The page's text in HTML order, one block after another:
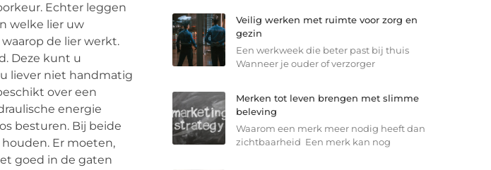
Echter leggen
welke lier uw
de lier werkt.
Deze kunt u
liever niet handmatig
over een
energie
besturen. Bij beide
Er moeten,
goed in de gaten
Veilig werken met ruimte voor zorg en
gezin
Een werkweek die beter past bij thuis
Wanneer je ouder of verzorger
Merken tot leven brengen met slimme
beleving
Waarom een merk meer nodig heeft dan
zichtbaarheid Een merk kan nog